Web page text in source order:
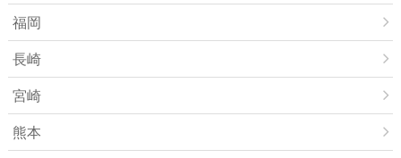
福岡
長崎
宮崎
熊本